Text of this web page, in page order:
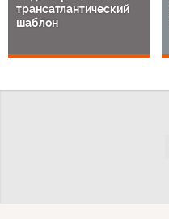
трансатлантический
шаблон